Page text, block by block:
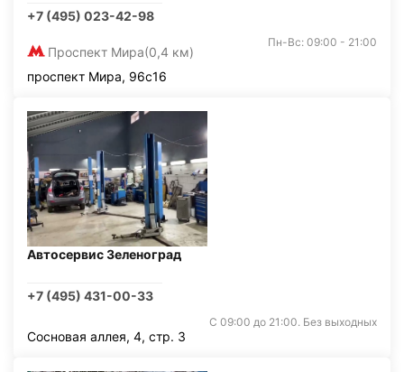
+7 (495) 023-42-98
Проспект Мира(0,4 км)
Пн-Вс: 09:00 - 21:00
проспект Мира, 96с16
Автосервис Зеленоград
+7 (495) 431-00-33
С 09:00 до 21:00. Без выходных
Сосновая аллея, 4, стр. 3